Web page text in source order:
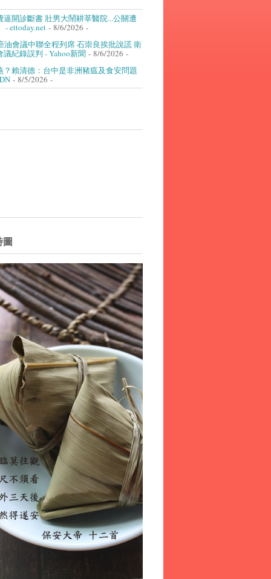
逼開診斷書 壯男大鬧耕莘醫院...公關遭
- ettoday.net - 8/6/2026 -
油會議中聯全程列席 石崇良挨批說謊 衛
議紀錄誤判 - Yahoo新聞 - 8/6/2026 -
？賴清德：台中是非洲豬瘟及食安問題
- 8/5/2026 -
圖